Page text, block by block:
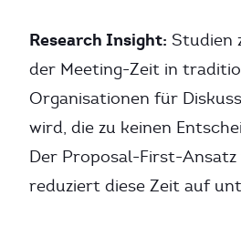
Research Insight: Studien
der Meeting-Zeit in
Organisationen für
wird, die zu keinen
Der Proposal-First-
reduziert diese Zeit auf